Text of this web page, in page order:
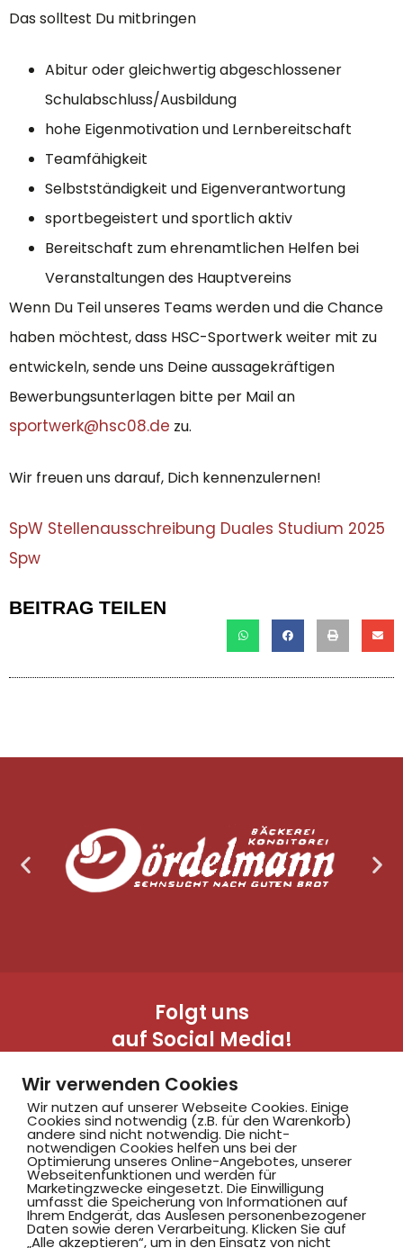
Das solltest Du mitbringen
Abitur oder gleichwertig abgeschlossener
Schulabschluss/Ausbildung
hohe Eigenmotivation und Lernbereitschaft
Teamfähigkeit
Selbstständigkeit und Eigenverantwortung
sportbegeistert und sportlich aktiv
Bereitschaft zum ehrenamtlichen Helfen bei
Veranstaltungen des Hauptvereins
Wenn Du Teil unseres Teams werden und die Chance
haben möchtest, dass HSC-Sportwerk weiter mit zu
entwickeln, sende uns Deine aussagekräftigen
Bewerbungsunterlagen bitte per Mail an
sportwerk@hsc08.de zu.
Wir freuen uns darauf, Dich kennenzulernen!
SpW Stellenausschreibung Duales Studium 2025
Spw
BEITRAG TEILEN
Folgt uns
auf Social Media!
Hammer SportClub 2008
Wir verwenden Cookies
Wir nutzen auf unserer Webseite Cookies. Einige
Cookies sind notwendig (z.B. für den Warenkorb)
andere sind nicht notwendig. Die nicht-
notwendigen Cookies helfen uns bei der
Optimierung unseres Online-Angebotes, unserer
Webseitenfunktionen und werden für
Marketingzwecke eingesetzt. Die Einwilligung
umfasst die Speicherung von Informationen auf
Ihrem Endgerät, das Auslesen personenbezogener
Daten sowie deren Verarbeitung. Klicken Sie auf
„Alle akzeptieren“, um in den Einsatz von nicht